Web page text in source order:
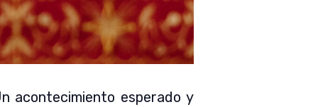
acontecimiento esperado y